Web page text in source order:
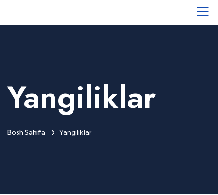
Yangiliklar
Bosh Sahifa Yangiliklar